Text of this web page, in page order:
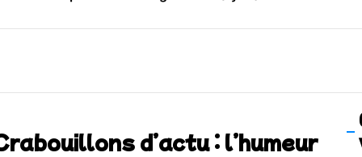
Festival – Samedi 18 juillet (Vaulx-en-Velin)
d’actu : l’humeur